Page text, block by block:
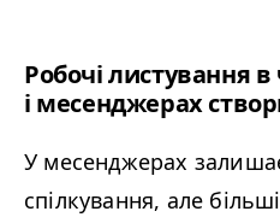
Робочі листування в
і месенджерах
У месенджерах
спілкування, але